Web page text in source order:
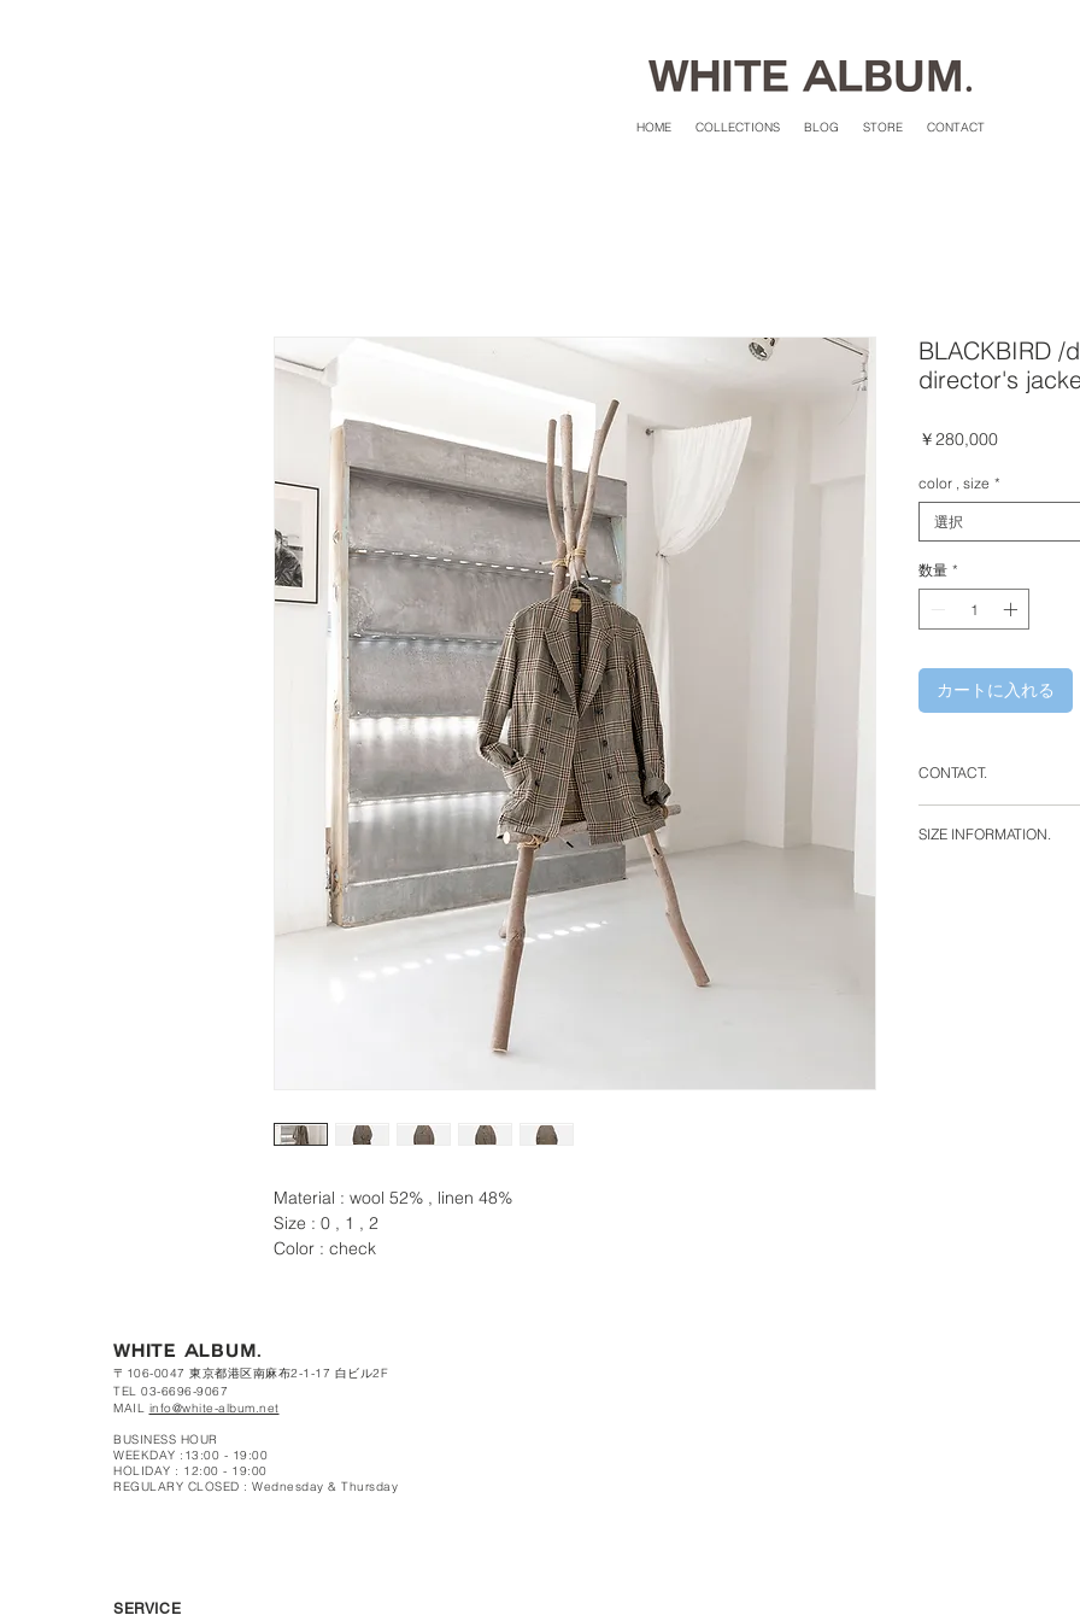
HOME COLLECTIONS BLOG STORE CONTACT
Material : wool 52% , linen 48%
Size : 0 , 1 , 2
Color : check
BLACKBIRD /
director's
￥280,000価
color , size *
選択
数量 *
カートに入れる
CONTACT.
106-0047 東京都港
SIZE INFORMATION.
WHITE ALBUM.
〒106-0047 東京都港区南麻布2-1-17 白ビル2F
TEL 03-6696-9067
MAIL info@white-album.net
BUSINESS HOUR
WEEKDAY :13:00 - 19:00
HOLIDAY : 12:00 - 19:00
REGULARY CLOSED : Wednesday & Thursday
SERVICE